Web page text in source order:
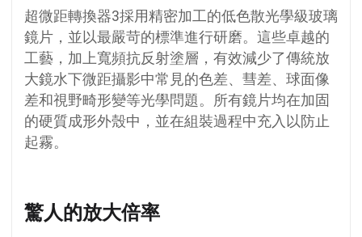
超微距轉換器3採用精密加工的低色散光學級玻璃
鏡片，並以最嚴苛的標準進行研磨。這些卓越的
工藝，加上寬頻抗反射塗層，有效減少了傳統放
大鏡水下微距攝影中常見的色差、彗差、球面像
差和視野畸形變等光學問題。所有鏡片均在加固
的硬質成形外殼中，並在組裝過程中充入以防止
起霧。
驚人的放大倍率